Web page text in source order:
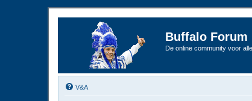
Buffalo Forum
De online community voor
V&A